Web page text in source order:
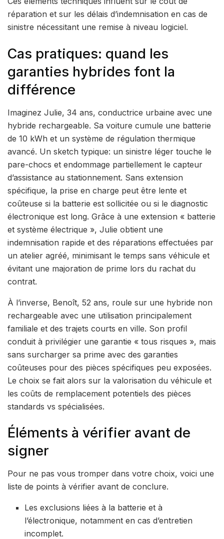
réparation et sur les délais d’indemnisation en cas de
sinistre nécessitant une remise à niveau logiciel.
Cas pratiques: quand les
garanties hybrides font la
différence
Imaginez Julie, 34 ans, conductrice urbaine avec une
hybride rechargeable. Sa voiture cumule une batterie
de 10 kWh et un système de régulation thermique
avancé. Un sketch typique: un sinistre léger touche le
pare-chocs et endommage partiellement le capteur
d’assistance au stationnement. Sans extension
spécifique, la prise en charge peut être lente et
coûteuse si la batterie est sollicitée ou si le diagnostic
électronique est long. Grâce à une extension « batterie
et système électrique », Julie obtient une
indemnisation rapide et des réparations effectuées par
un atelier agréé, minimisant le temps sans véhicule et
évitant une majoration de prime lors du rachat du
contrat.
À l’inverse, Benoît, 52 ans, roule sur une hybride non
rechargeable avec une utilisation principalement
familiale et des trajets courts en ville. Son profil
conduit à privilégier une garantie « tous risques », mais
sans surcharger sa prime avec des garanties
coûteuses pour des pièces spécifiques peu exposées.
Le choix se fait alors sur la valorisation du véhicule et
les coûts de remplacement potentiels des pièces
standards vs spécialisées.
Éléments à vérifier avant de
signer
Pour ne pas vous tromper dans votre choix, voici une
liste de points à vérifier avant de conclure.
Les exclusions liées à la batterie et à
l’électronique, notamment en cas d’entretien
incomplet.